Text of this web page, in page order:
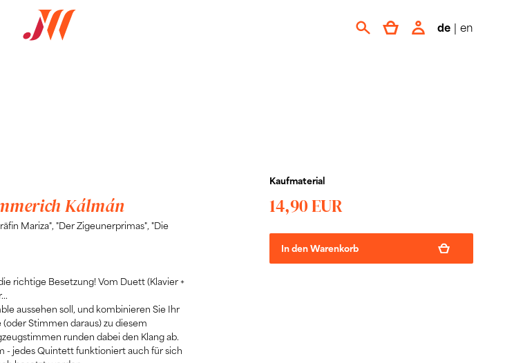
de | en
Kálmán
Mariza", "Der Zigeunerprimas", "Die
richtige Besetzung! Vom Duett (Klavier +
aussehen soll, und kombinieren Sie Ihr
Stimmen daraus) zu diesem
runden dabei den Klang ab.
- jedes Quintett funktioniert auch für sich
Kaufmaterial
14,90 EUR
In den Warenkorb